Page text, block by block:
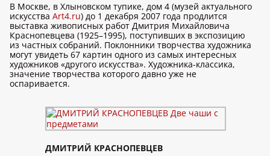
В Москве, в Хлыновском тупике, дом 4 (музей актуального
искусства Art4.ru) до 1 декабря 2007 года продлится
выставка живописных работ Дмитрия Михайловича
Краснопевцева (1925–1995), поступивших в экспозицию
из частных собраний. Поклонники творчества художника
могут увидеть 67 картин одного из самых интересных
художников «другого искусства». Художника-классика,
значение творчества которого давно уже не
оспаривается.
ДМИТРИЙ КРАСНОПЕВЦЕВ